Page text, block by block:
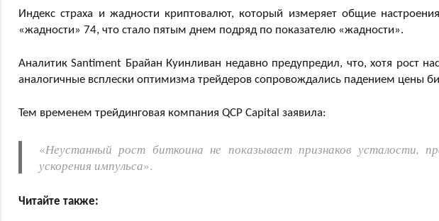
Индекс страха и жадности криптовалют, который измеряет общие
«жадности» 74, что стало пятым днем подряд по показателю «жадности».
Аналитик Santiment Брайан Куинливан недавно предупредил, что, хотя рост
аналогичные всплески оптимизма трейдеров сопровождались падением цены
Тем временем трейдинговая компания QCP Capital заявила:
«Неустанный рост биткоина не показывает признаков усталости,
ускорения импульса».
Читайте также: